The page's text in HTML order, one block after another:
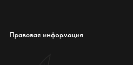
Правовая информация